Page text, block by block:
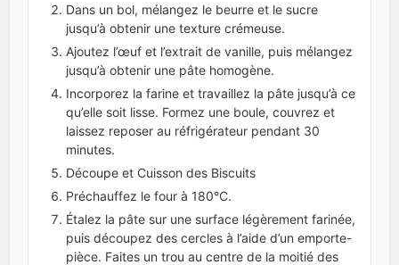
Dans un bol, mélangez le beurre et le sucre
jusqu’à obtenir une texture crémeuse.
Ajoutez l’œuf et l’extrait de vanille, puis mélangez
jusqu’à obtenir une pâte homogène.
Incorporez la farine et travaillez la pâte jusqu’à ce
qu’elle soit lisse. Formez une boule, couvrez et
laissez reposer au réfrigérateur pendant 30
minutes.
Découpe et Cuisson des Biscuits
Préchauffez le four à 180°C.
Étalez la pâte sur une surface légèrement farinée,
puis découpez des cercles à l’aide d’un emporte-
pièce. Faites un trou au centre de la moitié des